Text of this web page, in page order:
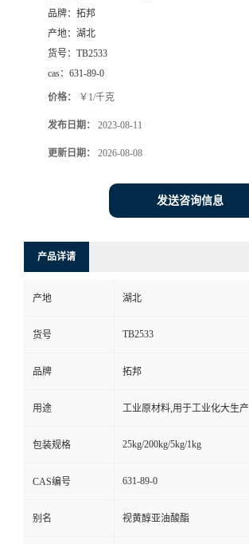
品牌： 拓邦
产地： 湖北
货号： TB2533
cas： 631-89-0
价格： ￥1/千克
发布日期： 2023-08-11
更新日期： 2026-08-08
发送咨询信息
产品详请
产地 湖北
货号 TB2533
品牌 拓邦
用途 工业原材料,用于工业化大生产
包装规格 25kg/200kg/5kg/1kg
CAS编号 631-89-0
别名 视黄醇亚油酸酯